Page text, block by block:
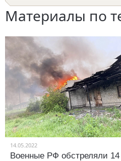
Материалы по
14.05.2022
Военные РФ обстреляли 14